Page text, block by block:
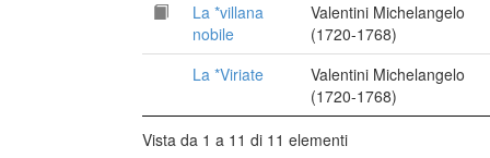
La *villana
nobile
Valentini Michelangelo
(1720-1768)
La *Viriate
Valentini Michelangelo
(1720-1768)
Vista da 1 a 11 di 11 elementi